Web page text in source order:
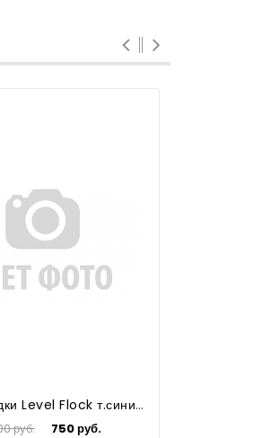
Велосипедки Level Flock т.синий р.S
руб. 750 руб.